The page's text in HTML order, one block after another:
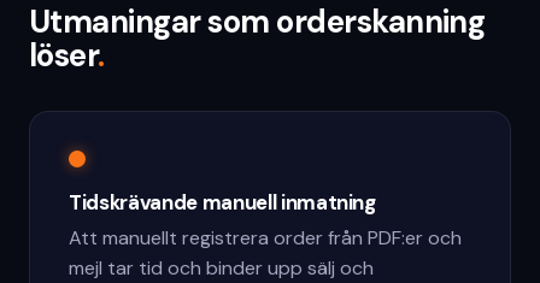
Utmaningar som orderskanning
löser.
Tidskrävande manuell inmatning
Att manuellt registrera order från PDF:er och
mejl tar tid och binder upp sälj och